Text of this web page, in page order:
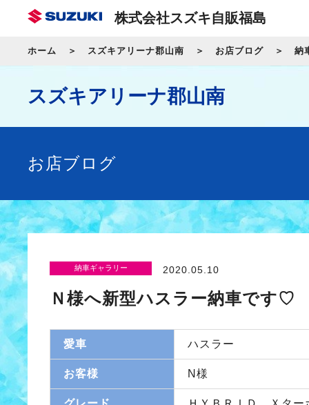
株式会社スズキ自販福島
ホーム スズキアリーナ郡山南 お店ブログ 納
スズキアリーナ郡山南
お店ブログ
納車ギャラリー 2020.05.10
Ｎ様へ新型ハスラー納車です♡
愛車 ハスラー
お客様 N様